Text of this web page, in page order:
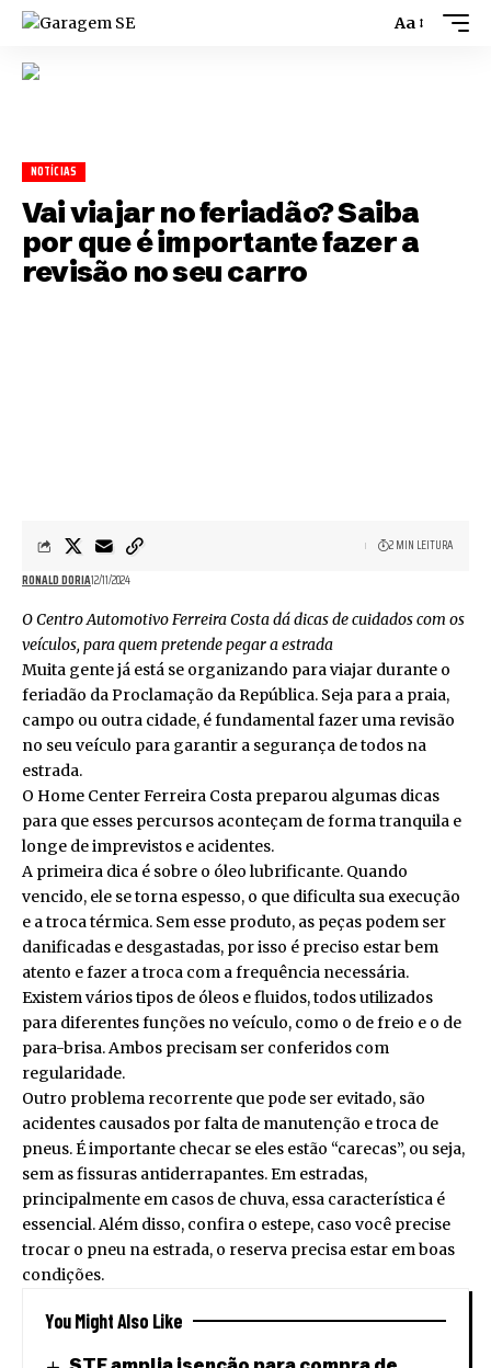
Aa
NOTÍCIAS
Vai viajar no feriadão? Saiba
por que é importante fazer a
revisão no seu carro
RONALD DORIA12/11/2024
2 MIN LEITURA
O Centro Automotivo Ferreira Costa dá dicas de cuidados com os
veículos, para quem pretende pegar a estrada
Muita gente já está se organizando para viajar durante o
feriadão da Proclamação da República. Seja para a praia,
campo ou outra cidade, é fundamental fazer uma revisão
no seu veículo para garantir a segurança de todos na
estrada.
O Home Center Ferreira Costa preparou algumas dicas
para que esses percursos aconteçam de forma tranquila e
longe de imprevistos e acidentes.
A primeira dica é sobre o óleo lubrificante. Quando
vencido, ele se torna espesso, o que dificulta sua execução
e a troca térmica. Sem esse produto, as peças podem ser
danificadas e desgastadas, por isso é preciso estar bem
atento e fazer a troca com a frequência necessária.
Existem vários tipos de óleos e fluidos, todos utilizados
para diferentes funções no veículo, como o de freio e o de
para-brisa. Ambos precisam ser conferidos com
regularidade.
Outro problema recorrente que pode ser evitado, são
acidentes causados por falta de manutenção e troca de
pneus. É importante checar se eles estão “carecas”, ou seja,
sem as fissuras antiderrapantes. Em estradas,
principalmente em casos de chuva, essa característica é
essencial. Além disso, confira o estepe, caso você precise
trocar o pneu na estrada, o reserva precisa estar em boas
condições.
You Might Also Like